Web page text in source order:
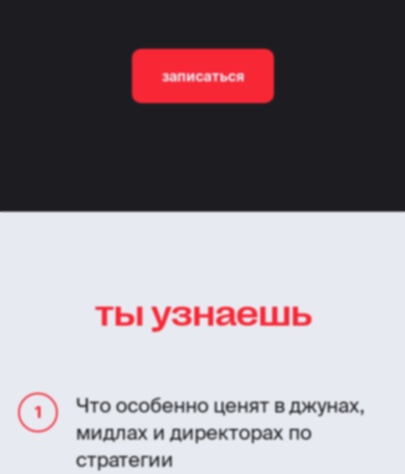
записаться
ты узнаешь
Что особенно ценят в джунах,
мидлах и директорах по
стратегии